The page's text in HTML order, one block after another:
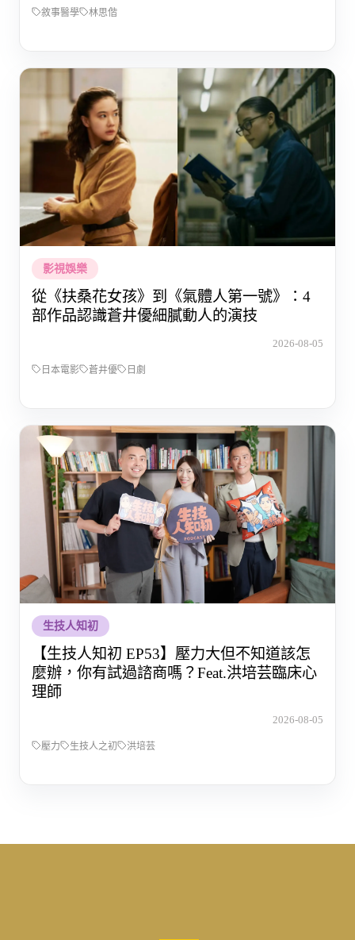
敘事醫學 林思偕
影視娛樂
從《扶桑花女孩》到《氣體人第一號》：4
部作品認識蒼井優細膩動人的演技
2026-08-05
日本電影 蒼井優 日劇
生技人知初
【生技人知初 EP53】壓力大但不知道該怎
麼辦，你有試過諮商嗎？Feat.洪培芸臨床心
理師
2026-08-05
壓力 生技人之初 洪培芸